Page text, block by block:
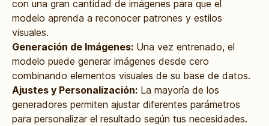
con una gran cantidad de imágenes para que el
modelo aprenda a reconocer patrones y estilos
visuales.
Generación de Imágenes: Una vez entrenado, el
modelo puede generar imágenes desde cero
combinando elementos visuales de su base de datos.
Ajustes y Personalización: La mayoría de los
generadores permiten ajustar diferentes parámetros
para personalizar el resultado según tus necesidades.